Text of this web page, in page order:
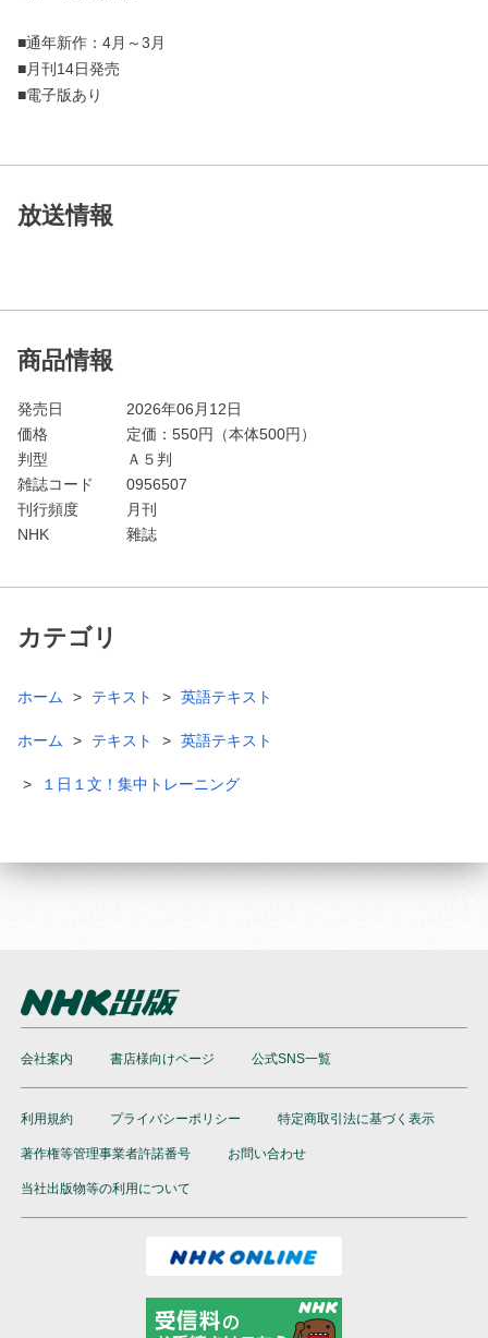
■通年新作：4月～3月
■月刊14日発売
■電子版あり
放送情報
商品情報
発売日
2026年06月12日
価格
定価： 550円（本体500円）
判型
Ａ５判
雑誌コード
0956507
刊行頻度
月刊
NHK
雜誌
カテゴリ
ホーム テキスト 英語テキスト
ホーム テキスト 英語テキスト
１日１文！集中トレーニング
会社案内 書店様向けページ 公式SNS一覧
利用規約 プライバシーポリシー 特定商取引法に基づく表示
著作権等管理事業者許諾番号 お問い合わせ
当社出版物等の利用について